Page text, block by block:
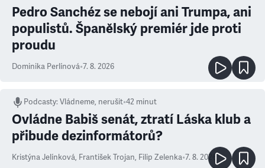
Pedro Sanchéz se nebojí ani Trumpa, ani
populistů. Španělský premiér jde proti
proudu
Dominika Perlínová•7. 8. 2026
Podcasty:Vládneme, nerušit•42 minut
Ovládne Babiš senát, ztratí Láska klub a
přibude dezinformátorů?
Kristýna Jelínková, František Trojan, Filip Zelenka•7. 8. 2026